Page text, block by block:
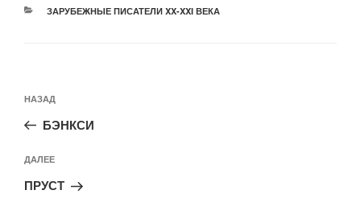
РУБРИКИ
ЗАРУБЕЖНЫЕ ПИСАТЕЛИ XX-XXI ВЕКА
по
записям
Предыдущая
запись:
НАЗАД
БЭНКСИ
Следующая
запись
ДАЛЕЕ
ПРУСТ